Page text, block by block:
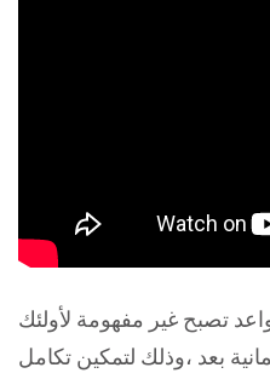
تصبح غير مفهومة لأولئك
بعد ،وذلك لتمكين تكامل